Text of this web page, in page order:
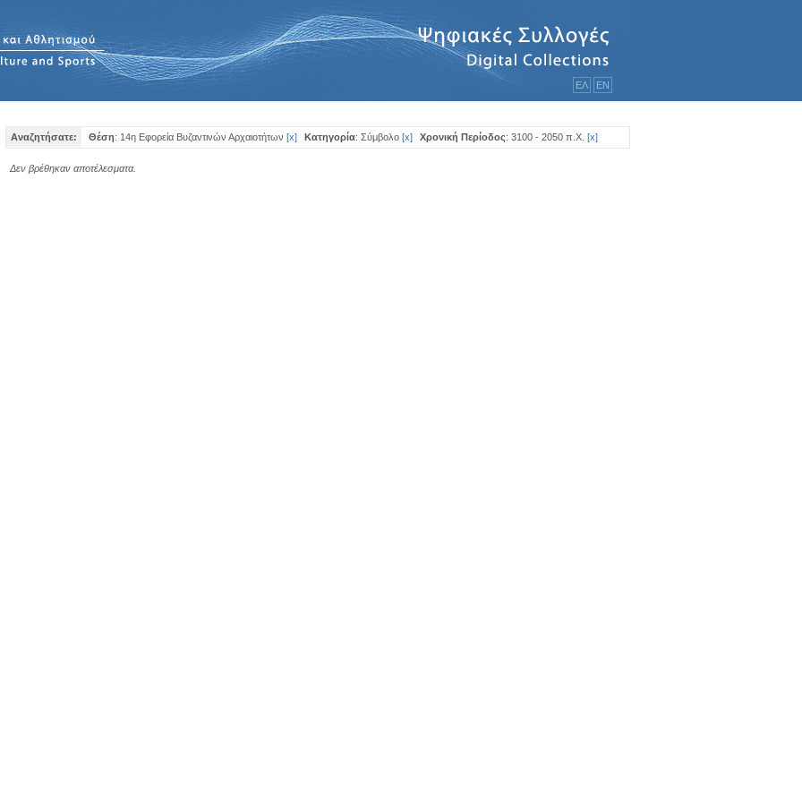
ΕΛ ΕΝ
Αναζητήσατε: Θέση: 14η Εφορεία Βυζαντινών Αρχαιοτήτων [x] Κατηγορία: Σύμβολο [x] Χρονική Περίοδος: 3100 - 2050 π.Χ. [x]
Δεν βρέθηκαν αποτέλεσματα.